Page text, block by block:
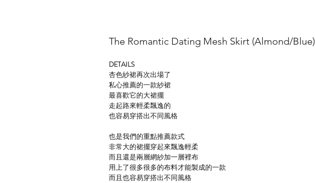
The Romantic Dating Mesh Skirt (Almond/Blue)
DETAILS
杏色紗裙再次出場了
私心推薦的一款紗裙
最喜歡它的大裙擺
走起路來輕柔飄逸的
也容易穿搭出不同風格
也是我們的重點推薦款式
非常大的裙擺穿起來飄逸輕柔
而且還是兩層網紗加一層裡布
用上了很多很多的布料才能製成的一款
而且也容易穿搭出不同風格